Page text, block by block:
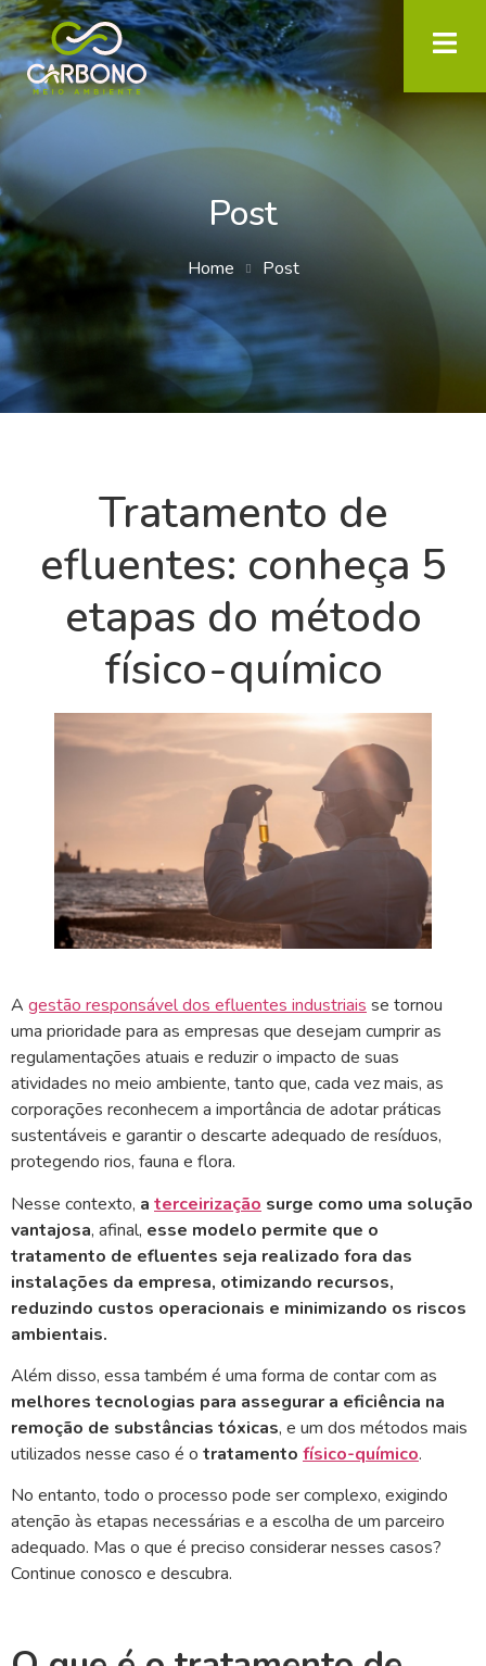
Post
Home Post
Tratamento de
efluentes: conheça 5
etapas do método
físico-químico
A gestão responsável dos efluentes industriais se tornou
uma prioridade para as empresas que desejam cumprir as
regulamentações atuais e reduzir o impacto de suas
atividades no meio ambiente, tanto que, cada vez mais, as
corporações reconhecem a importância de adotar práticas
sustentáveis e garantir o descarte adequado de resíduos,
protegendo rios, fauna e flora.
Nesse contexto, a terceirização surge como uma solução
vantajosa, afinal, esse modelo permite que o
tratamento de efluentes seja realizado fora das
instalações da empresa, otimizando recursos,
reduzindo custos operacionais e minimizando os riscos
ambientais.
Além disso, essa também é uma forma de contar com as
melhores tecnologias para assegurar a eficiência na
remoção de substâncias tóxicas, e um dos métodos mais
utilizados nesse caso é o tratamento físico-químico.
No entanto, todo o processo pode ser complexo, exigindo
atenção às etapas necessárias e a escolha de um parceiro
adequado. Mas o que é preciso considerar nesses casos?
Continue conosco e descubra.